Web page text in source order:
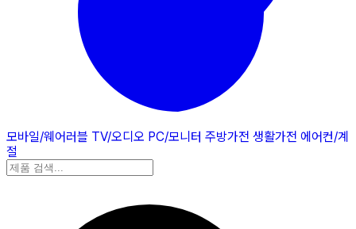
모바일/웨어러블 TV/오디오 PC/모니터 주방가전 생활가전 에어컨/계
절